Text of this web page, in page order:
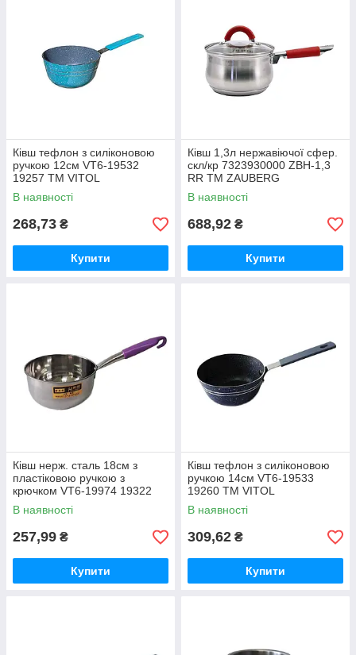
Ківш тефлон з силіконовою
ручкою 12см VT6-19532
19257 ТМ VITOL
В наявності
268,73 ₴
Купити
Ківш 1,3л нержавіючої сфер.
скл/кр 7323930000 ZBH-1,3
RR ТМ ZAUBERG
В наявності
688,92 ₴
Купити
Ківш нерж. сталь 18см з
пластіковою ручкою з
крючком VT6-19974 19322
ТМ VITOL
В наявності
257,99 ₴
Купити
Ківш тефлон з силіконовою
ручкою 14см VT6-19533
19260 ТМ VITOL
В наявності
309,62 ₴
Купити